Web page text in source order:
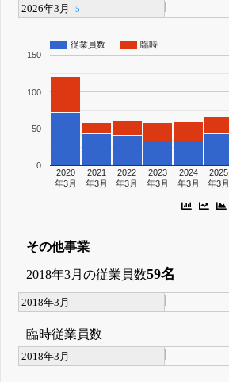
2026年3月-5
従業員数 臨時
2020
年3月
2021
年3月
2022
年3月
2023
年3月
2024
年3月
2025
年3月
0
50
100
150
その他事業
2018年3月の従業員数59名
2018年3月
臨時従業員数
2018年3月